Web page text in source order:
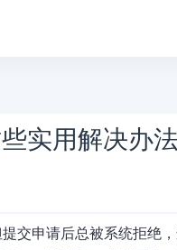
实用解决办法
交申请后总被系统拒绝